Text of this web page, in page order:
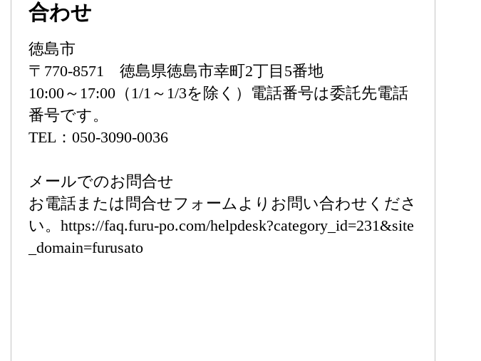
合わせ
徳島市
〒770-8571 徳島県徳島市幸町2丁目5番地
10:00～17:00（1/1～1/3を除く）電話番号は委託先電話
番号です。
TEL：050-3090-0036
メールでのお問合せ
お電話または問合せフォームよりお問い合わせくださ
い。https://faq.furu-po.com/helpdesk?category_id=231&site
_domain=furusato